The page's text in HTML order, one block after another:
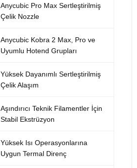
Anycubic Pro Max Sertleştirilmiş
Çelik Nozzle
Anycubic Kobra 2 Max, Pro ve
Uyumlu Hotend Grupları
Yüksek Dayanımlı Sertleştirilmiş
Çelik Alaşım
Aşındırıcı Teknik Filamentler İçin
Stabil Ekstrüzyon
Yüksek Isı Operasyonlarına
Uygun Termal Direnç